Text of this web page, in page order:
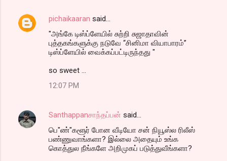
pichaikaaran said…
"அங்கே டிஸ்ப்ளேயில் சுற்றி சுஜாதாவின்
புத்தகங்களுக்கு நடுவே “சினிமா வியாபாரம்”
டிஸ்ப்ளேயில் வைக்கப்பட்டிருந்தது "
so sweet ...
12:07 PM
Santhappanசாந்தப்பன் said…
பெ"ண்"களூர் போன வீடியோ சன் நியூஸ்ல ரிலீஸ்
பண்ணுவாங்களா? இல்லை அதையும் உங்க
கொத்துல நீங்களே அறிமுகப் படுத்துவீங்களா?